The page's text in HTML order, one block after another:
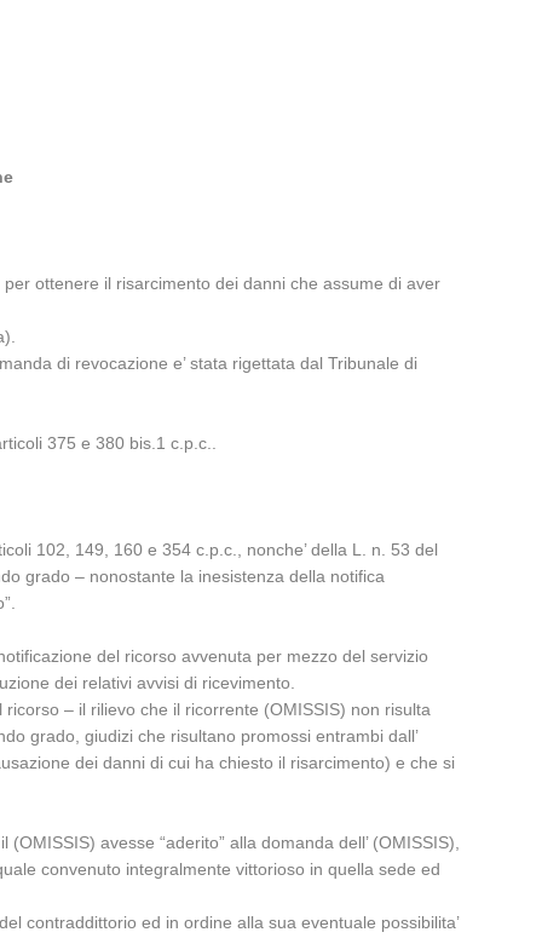
ottenere il risarcimento dei danni che assume di aver
di revocazione e’ stata rigettata dal Tribunale di
375 e 380 bis.1 c.p.c..
102, 149, 160 e 354 c.p.c., nonche’ della L. n. 53 del
grado – nonostante la inesistenza della notifica
del ricorso avvenuta per mezzo del servizio
dei relativi avvisi di ricevimento.
– il rilievo che il ricorrente (OMISSIS) non risulta
grado, giudizi che risultano promossi entrambi dall’
dei danni di cui ha chiesto il risarcimento) e che si
avesse “aderito” alla domanda dell’ (OMISSIS),
convenuto integralmente vittorioso in quella sede ed
contraddittorio ed in ordine alla sua eventuale possibilita’